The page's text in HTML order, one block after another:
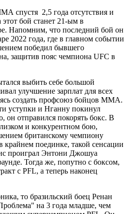
спустя 2,5 года отсутствия и
этот бой станет 21-ым в
Напомним, что последний бой он
2022 года, где в главном событии
победил бывшего
защитив пояс чемпиона UFC в
выбить себе большой
улучшение зарплат для всех
создать профсоюз бойцов ММА.
уступки и Нганну покинул
он отправился покорять бокс. В
и конкурентном бою,
британскому чемпиону
поединке, такой сенсации
проиграл Энтони Джошуа
Тогда же, попутно с боксом,
с PFL, а теперь наконец
то бразильский боец Ренан
на 3 года младше, чем